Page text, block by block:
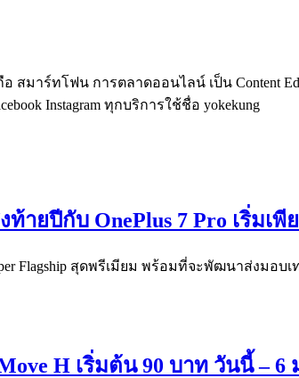
สมาร์ทโฟน การตลาดออนไลน์ เป็น Content
Instagram ทุกบริการใช้ชื่อ yokekung
ายปีกับ OnePlus 7 Pro เริ่มเพี
Flagship สุดพรีเมียม พร้อมที่จะพัฒนาส่งม
H เริ่มต้น 90 บาท วันนี้ – 6